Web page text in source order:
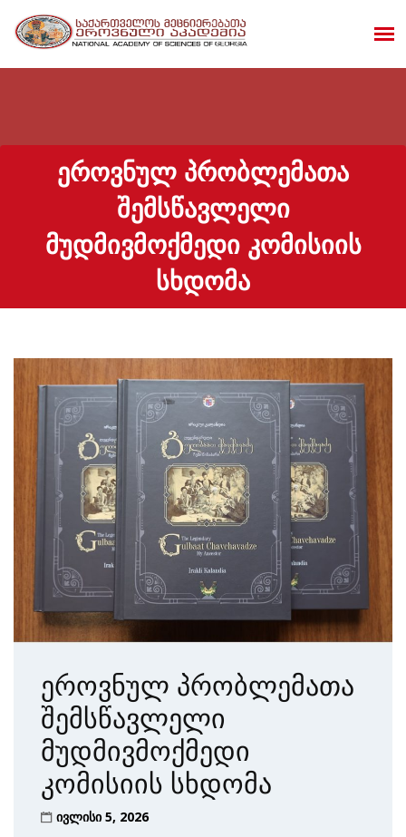
ᲔᲠᲝᲕᲜᲣᲚ ᲞᲠᲝᲑᲚᲔᲛᲐᲗᲐ
ᲨᲔᲛᲡᲬᲐᲕᲚᲔᲚᲘ
ᲛᲣᲓᲛᲘᲕᲛᲝᲥᲛᲔᲓᲘ ᲙᲝᲛᲘᲡᲘᲘᲡ
ᲡᲮᲓᲝᲛᲐ
ეროვნულ პრობლემათა
შემსწავლელი
მუდმივმოქმედი
კომისიის სხდომა
ივლისი 5, 2026